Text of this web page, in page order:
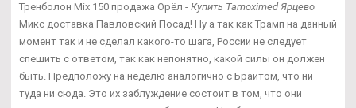
Тренболон Mix 150 продажа Орёл - Купить Tamoximed Ярцево
Микс доставка Павловский Посад! Ну а так как Трамп на данный
момент так и не сделал какого-то шага, России не следует
спешить с ответом, так как непонятно, какой силы он должен
быть. Предположу на неделю аналогично с Брайтом, что ни
туда ни сюда. Это их заблуждение состоит в том, что они